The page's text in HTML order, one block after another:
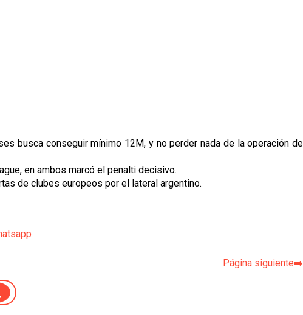
busca conseguir mínimo 12M, y no perder nada de la operación de
en ambos marcó el penalti decisivo.
de clubes europeos por el lateral argentino.
Página siguiente➡️